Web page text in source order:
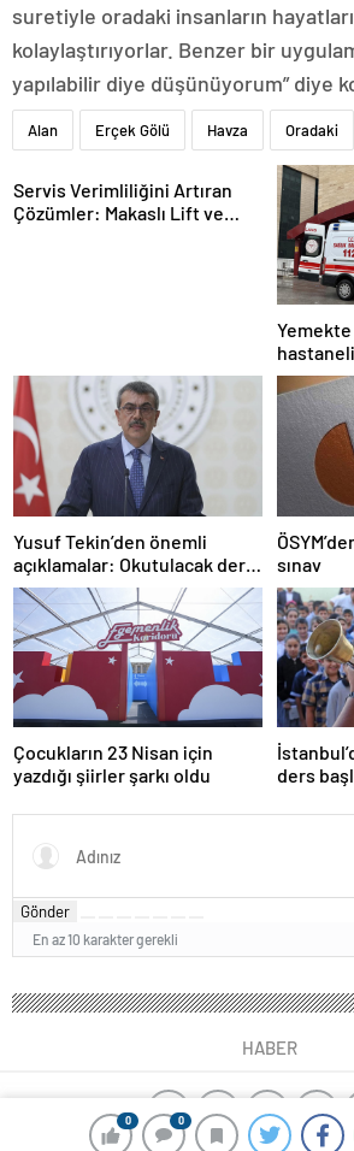
0 0
suretiyle oradaki insanların
kolaylaştırıyorlar. Benzer bir
yapılabilir diye düşünüyorum” diye
Alan Erçek Gölü Havza Oradaki
Servis Verimliliğini Artıran
Çözümler: Makaslı Lift ve
Yusuf Tekin’den önemli
açıklamalar: Okutulacak dersi
kalmamış öğretmene branş
değişikliği masada
sınav
Çocukların 23 Nisan için
yazdığı şiirler şarkı oldu
ders
Gönder
En az 10 karakter gerekli
HABER